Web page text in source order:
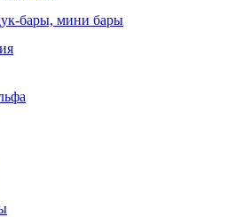
бары, мини бары